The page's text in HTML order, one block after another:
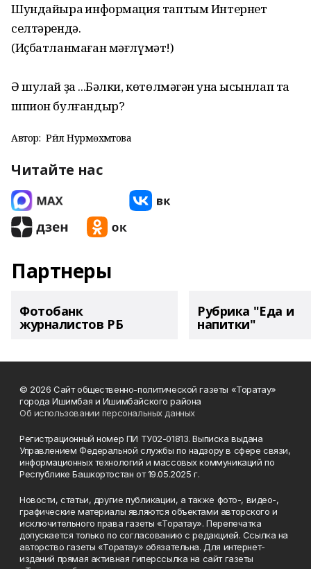
Шундайыраҡ информация таптым Интернет
селтәрендә.
(Иҫбатланмаған мәғлүмәт!)
Ә шулай ҙа ...Бәлки, көтөлмәгән ҡунаҡ ысынлап та
шпион булғандыр?
Автор: Рәйлә Нурмөхәмәтова
Читайте нас
Партнеры
Фотобанк
журналистов РБ
Рубрика "Еда и
напитки"
© 2026 Сайт общественно-политической газеты «Торатау»
города Ишимбая и Ишимбайского района
Об использовании персональных данных
Регистрационный номер ПИ ТУ02-01813. Выписка выдана
Управлением Федеральной службы по надзору в сфере связи,
информационных технологий и массовых коммуникаций по
Республике Башкортостан от 19.05.2025 г.
Новости, статьи, другие публикации, а также фото-, видео-,
графические материалы являются объектами авторского и
исключительного права газеты «Торатау». Перепечатка
допускается только по согласованию с редакцией. Ссылка на
авторство газеты «Торатау» обязательна. Для интернет-
изданий прямая активная гиперссылка на сайт газеты